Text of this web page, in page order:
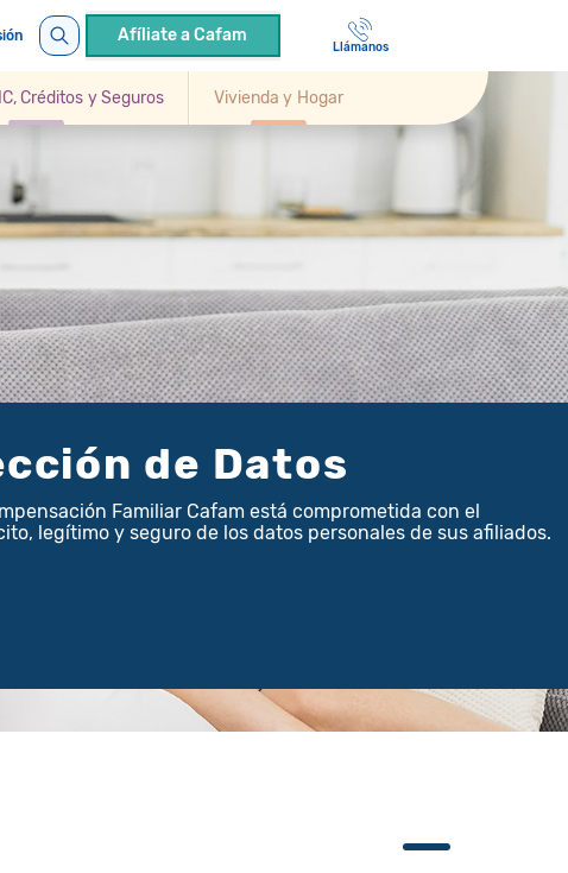
Llámanos
Afíliate a Cafam
Créditos y Seguros Vivienda y Hogar
de Datos
Familiar Cafam está comprometida con el
legítimo y seguro de los datos personales de sus afiliados.